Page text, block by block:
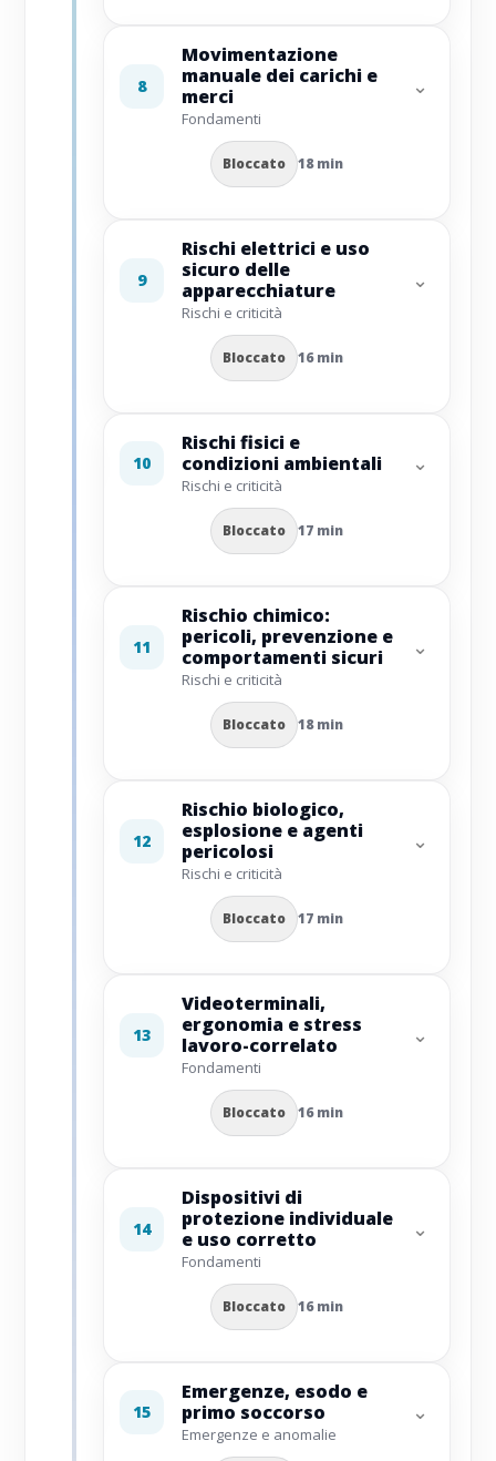
8
Movimentazione
manuale dei carichi e
merci
Fondamenti
Bloccato 18 min
⌄
9
Rischi elettrici e uso
sicuro delle
apparecchiature
Rischi e criticità
Bloccato 16 min
⌄
10
Rischi fisici e
condizioni ambientali
Rischi e criticità
Bloccato 17 min
⌄
11
Rischio chimico:
pericoli, prevenzione e
comportamenti sicuri
Rischi e criticità
Bloccato 18 min
⌄
12
Rischio biologico,
esplosione e agenti
pericolosi
Rischi e criticità
Bloccato 17 min
⌄
13
Videoterminali,
ergonomia e stress
lavoro-correlato
Fondamenti
Bloccato 16 min
⌄
14
Dispositivi di
protezione individuale
e uso corretto
Fondamenti
Bloccato 16 min
⌄
15
Emergenze, esodo e
primo soccorso
Emergenze e anomalie
⌄